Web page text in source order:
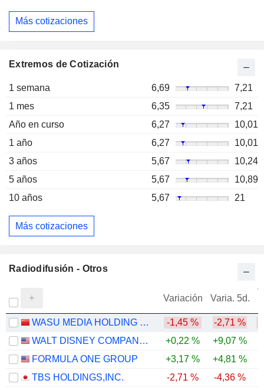
Más cotizaciones
Extremos de Cotización
1 semana 6,69
7,21
1 mes
6,35
7,21
Año en curso
6,27
10,01
1 año
6,27
10,01
3 años
5,67
10,24
5 años
5,67
10,89
10 años
5,67 21
Más cotizaciones
Radiodifusión - Otros
Variación Varia. 5d.
WASU MEDIA HOLDING CO.,LTD -1,45 % -2,71 %
WALT DISNEY COMPANY (THE)
+0,22 % +9,07 %
FORMULA ONE GROUP
+3,17 % +4,81 %
TBS HOLDINGS,INC.
-2,71 % -4,36 %